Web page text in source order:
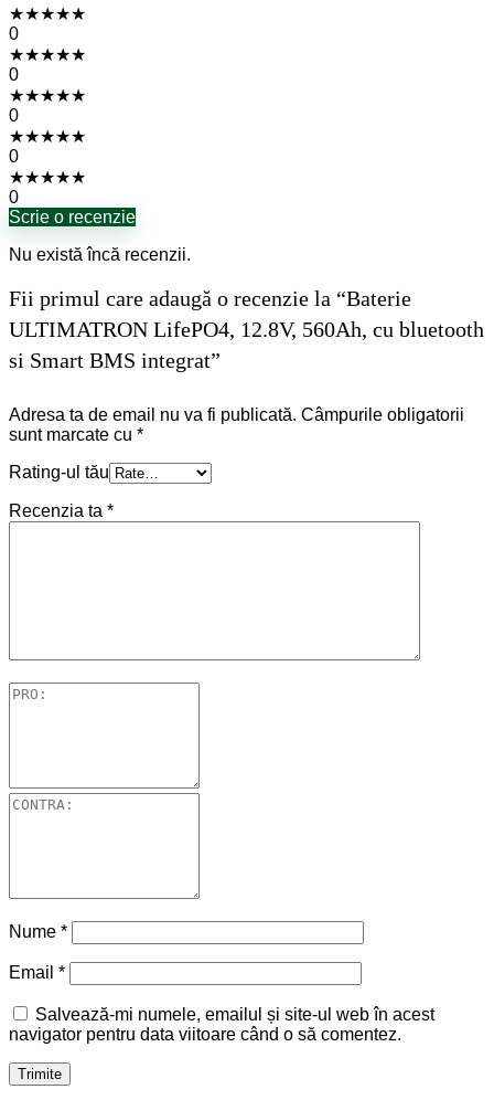
★★★★★
0
★★★★★
0
★★★★★
0
★★★★★
0
★★★★★
0
Scrie o recenzie
Nu există încă recenzii.
Fii primul care adaugă o recenzie la “Baterie
ULTIMATRON LifePO4, 12.8V, 560Ah, cu bluetooth
si Smart BMS integrat”
Adresa ta de email nu va fi publicată. Câmpurile obligatorii
sunt marcate cu *
Rating-ul tău
Recenzia ta *
Nume *
Email *
Salvează-mi numele, emailul și site-ul web în acest
navigator pentru data viitoare când o să comentez.